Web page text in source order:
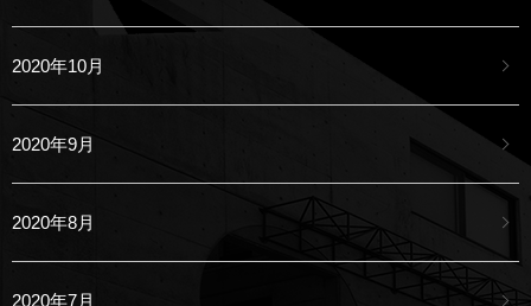
2020年10月
2020年9月
2020年8月
2020年7月